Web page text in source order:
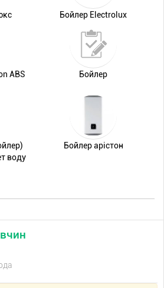
Бойлер Electrolux
ABS
Бойлер
воду
Бойлер арістон